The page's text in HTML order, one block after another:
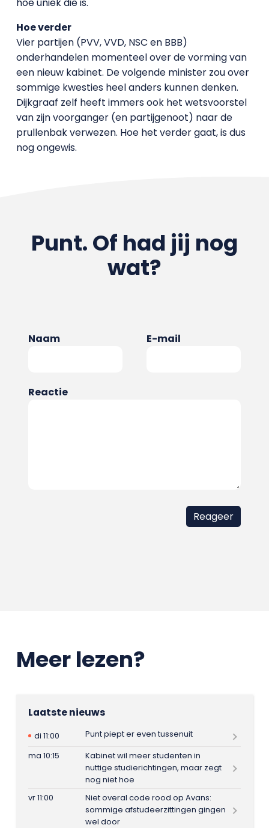
hoe uniek die is.
Hoe verder
Vier partijen (PVV, VVD, NSC en BBB)
onderhandelen momenteel over de vorming van
een nieuw kabinet. De volgende minister zou over
sommige kwesties heel anders kunnen denken.
Dijkgraaf zelf heeft immers ook het wetsvoorstel
van zijn voorganger (en partijgenoot) naar de
prullenbak verwezen. Hoe het verder gaat, is dus
nog ongewis.
Punt. Of had jij nog
wat?
Naam E-mail
Reactie
Meer lezen?
Laatste nieuws
di 11:00
Punt piept er even tussenuit
ma 10:15
Kabinet wil meer studenten in
nuttige studierichtingen, maar zegt
nog niet hoe
vr 11:00
Niet overal code rood op Avans:
sommige afstudeerzittingen gingen
wel door